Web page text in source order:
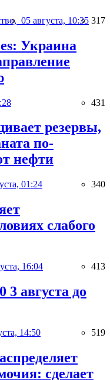
05 августа, 10:35 317
Украина
431
резервы,
по-
нефти
01:24 340
слабого
16:04 413
августа до
14:50 519
сделает